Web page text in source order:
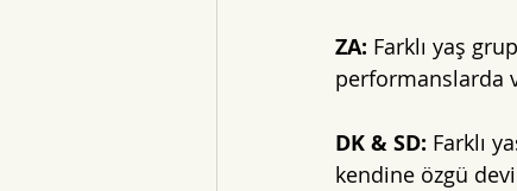
ZA: Farklı yaş
performanslarda
DK & SD: Farklı
kendine özgü